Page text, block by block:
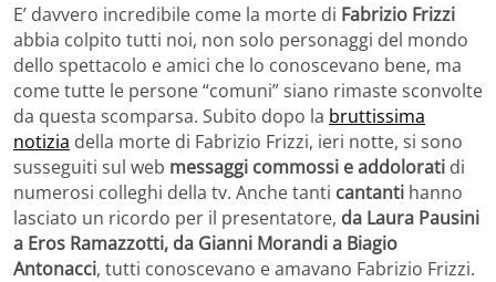
E’ davvero incredibile come la morte di Fabrizio Frizzi
abbia colpito tutti noi, non solo personaggi del mondo
dello spettacolo e amici che lo conoscevano bene, ma
come tutte le persone “comuni” siano rimaste sconvolte
da questa scomparsa. Subito dopo la bruttissima
notizia della morte di Fabrizio Frizzi, ieri notte, si sono
susseguiti sul web messaggi commossi e addolorati di
numerosi colleghi della tv. Anche tanti cantanti hanno
lasciato un ricordo per il presentatore, da Laura Pausini
a Eros Ramazzotti, da Gianni Morandi a Biagio
Antonacci, tutti conoscevano e amavano Fabrizio Frizzi.